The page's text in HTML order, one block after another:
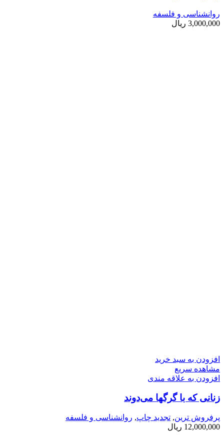
روانشناسی و فلسفه
3,000,000 ریال
افزودن به سبد خرید
مشاهده سریع
افزودن به علاقه مندی
زنانی كه با گرگها می­‌دوند
پرفروش ترین, تجدید چاپ, روانشناسی و فلسفه
12,000,000 ریال